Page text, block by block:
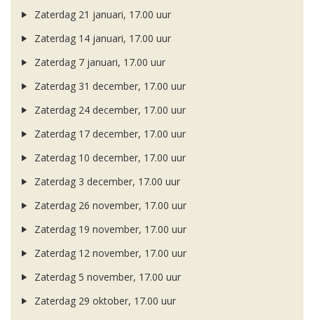
Zaterdag 21 januari, 17.00 uur
Zaterdag 14 januari, 17.00 uur
Zaterdag 7 januari, 17.00 uur
Zaterdag 31 december, 17.00 uur
Zaterdag 24 december, 17.00 uur
Zaterdag 17 december, 17.00 uur
Zaterdag 10 december, 17.00 uur
Zaterdag 3 december, 17.00 uur
Zaterdag 26 november, 17.00 uur
Zaterdag 19 november, 17.00 uur
Zaterdag 12 november, 17.00 uur
Zaterdag 5 november, 17.00 uur
Zaterdag 29 oktober, 17.00 uur